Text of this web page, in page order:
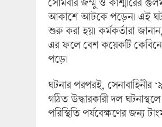
আকাশে আটকে পড়েন। এই
শুরু করা হয়। কর্মকর্তারা
এর ফলে বেশ কয়েকটি
পড়ে।
ঘটনার পরপরই, সেনাবাহিনীর
গঠিত উদ্ধারকারী দল
পরিস্থিতি পর্যবেক্ষণের জন্য